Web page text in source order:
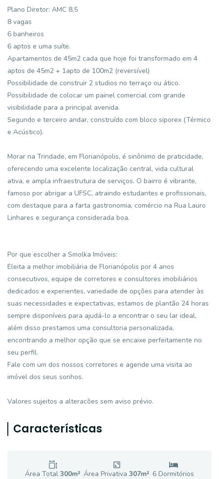
Plano Diretor: AMC 8,5
8 vagas
6 banheiros
6 aptos e uma suíte.
Apartamentos de 45m2 cada que hoje foi transformado em 4
aptos de 45m2 + 1apto de 100m2 (reversível)
Possibilidade de construir 2 studios no terraço ou ático.
Possibilidade de colocar um painel comercial com grande
visibilidade para a principal avenida.
Segundo e terceiro andar, construído com bloco siporex (Térmico
e Acústico).
Morar na Trindade, em Florianópolis, é sinônimo de praticidade,
oferecendo uma excelente localização central, vida cultural
ativa, e ampla infraestrutura de serviços. O bairro é vibrante,
famoso por abrigar a UFSC, atraindo estudantes e profissionais,
com destaque para a farta gastronomia, comércio na Rua Lauro
Linhares e segurança considerada boa.
Por que escolher a Smolka Imóveis:
Eleita a melhor imobiliária de Florianópolis por 4 anos
consecutivos, equipe de corretores e consultores imobiliários
dedicados e experientes, variedade de opções para atender às
suas necessidades e expectativas, estamos de plantão 24 horas
sempre disponíveis para ajudá-lo a encontrar o seu lar ideal,
além disso prestamos uma consultoria personalizada,
encontrando a melhor opção que se encaixe perfeitamente no
seu perfil.
Fale com um dos nossos corretores e agende uma visita ao
imóvel dos seus sonhos.
Valores sujeitos a alteracões sem aviso prévio.
Características
Área Total 300m² Área Privativa 307m² 6 Dormitórios